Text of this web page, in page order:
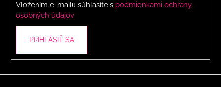
Vložením e-mailu súhlasíte s podmienkami ochrany
osobných údajov
PRIHLÁSIŤ SA